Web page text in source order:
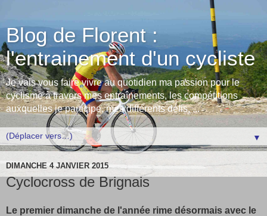
Blog de Florent :
l'entrainement d'un cycliste
Je vais vous faire vivre au quotidien ma passion pour le
cyclisme à travers mes entraînements, les compétitions
auxquelles je participe, mes différents défis, ...
▼
DIMANCHE 4 JANVIER 2015
Cyclocross de Brignais
Le premier dimanche de l'année rime désormais avec le